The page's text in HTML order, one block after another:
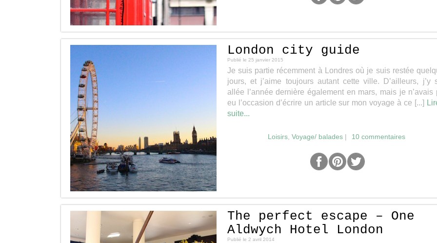
London city guide
Publié le 25 janvier 2015
Je suis partie récemment à Londres où je suis restée
jours, et j’aime toujours autant cette ville. D’ailleurs, j’y
allée l’année dernière également en mars, mais je n’avais
eu l’occasion d’écrire un article sur mon voyage à ce [...]
suite...
Loisirs, Voyage/ balades| 10 commentaires
The perfect escape – One
Aldwych Hotel London
Publié le 2 avril 2014